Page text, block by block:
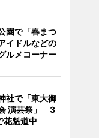
園で「春まつ
イドルなどの
ルメコーナー
社で「東大御
演芸祭」 3
花魁道中